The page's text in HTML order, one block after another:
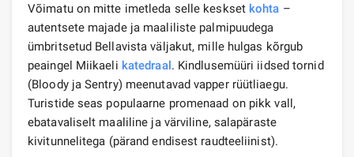
Võimatu on mitte imetleda selle keskset kohta –
autentsete majade ja maaliliste palmipuudega
ümbritsetud Bellavista väljakut, mille hulgas kõrgub
peaingel Miikaeli katedraal. Kindlusemüüri iidsed tornid
(Bloody ja Sentry) meenutavad vapper rüütliaegu.
Turistide seas populaarne promenaad on pikk vall,
ebatavaliselt maaliline ja värviline, salapäraste
kivitunnelitega (pärand endisest raudteeliinist).